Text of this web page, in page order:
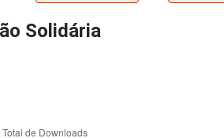
Solidária